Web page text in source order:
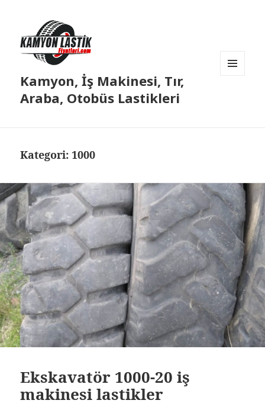
Kamyon, İş Makinesi, Tır,
Araba, Otobüs Lastikleri
Kategori:1000
Ekskavatör 1000-20 iş
makinesi lastikler